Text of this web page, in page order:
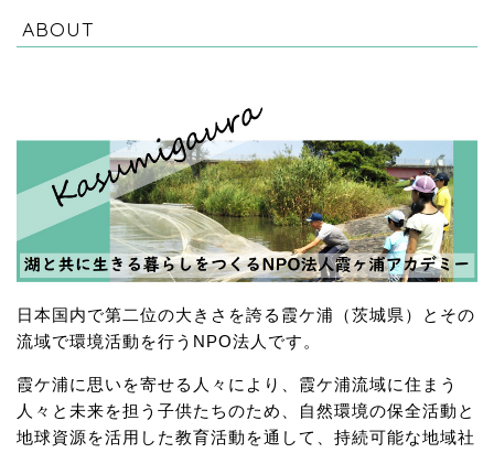
ABOUT
日本国内で第二位の大きさを誇る霞ケ浦（茨城県）とその
流域で環境活動を行うNPO法人です。
霞ケ浦に思いを寄せる人々により、霞ケ浦流域に住まう
人々と未来を担う子供たちのため、自然環境の保全活動と
地球資源を活用した教育活動を通して、持続可能な地域社